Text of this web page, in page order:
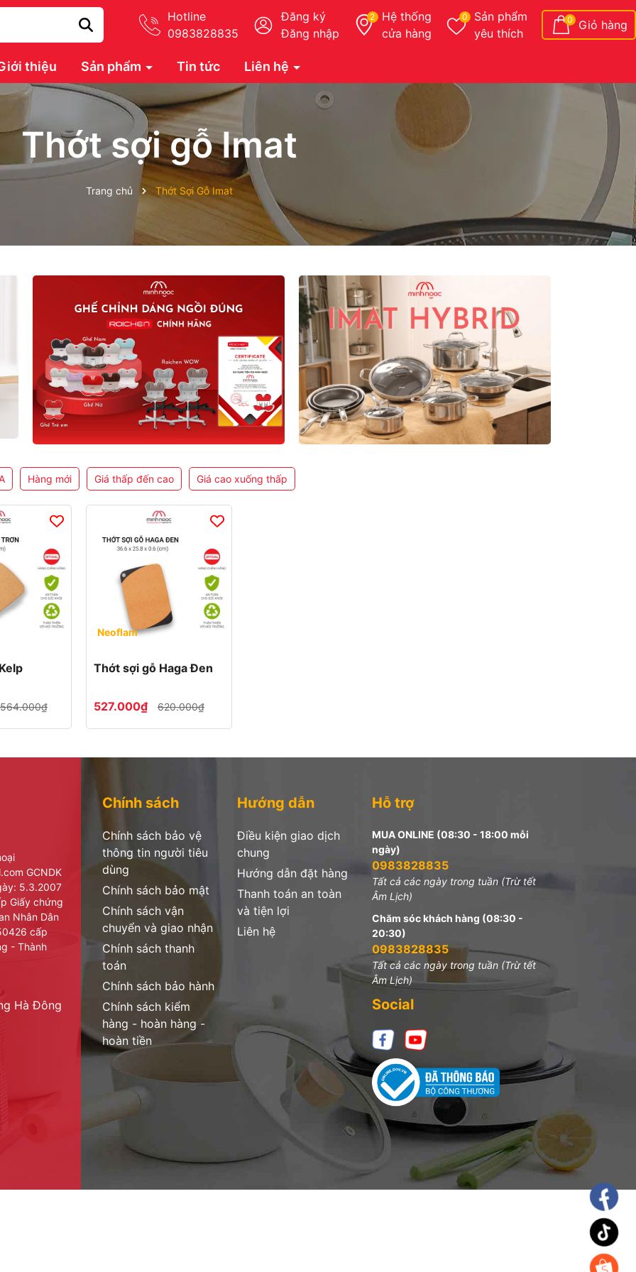
Hotline
0983828835
Đăng ký
Đăng nhập
2
Hệ thống
cửa hàng
0
Sản phẩm
yêu thích
0 Giỏ hàng
thiệu Sản phẩm Tin tức Liên hệ
Thớt sợi gỗ Imat
Trang chủ Thớt Sợi Gỗ Imat
Hàng mới Giá thấp đến cao Giá cao xuống thấp
564.000₫
Neoflam
Thớt sợi gỗ Haga Đen
527.000₫ 620.000₫
GCNDK
5.3.2007
Giấy chứng
Nhân Dân
cấp
- Thành
Hà Đông
Chính sách
Chính sách bảo vệ
thông tin người tiêu
dùng
Chính sách bảo mật
Chính sách vận
chuyển và giao nhận
Chính sách thanh
toán
Chính sách bảo hành
Chính sách kiểm
hàng - hoàn hàng -
hoàn tiền
Hướng dẫn
Điều kiện giao dịch
chung
Hướng dẫn đặt hàng
Thanh toán an toàn
và tiện lợi
Liên hệ
Hỗ trợ
MUA ONLINE (08:30 - 18:00 mỗi
ngày)
0983828835
Tất cả các ngày trong tuần (Trừ tết
Âm Lịch)
Chăm sóc khách hàng (08:30 -
20:30)
0983828835
Tất cả các ngày trong tuần (Trừ tết
Âm Lịch)
Social